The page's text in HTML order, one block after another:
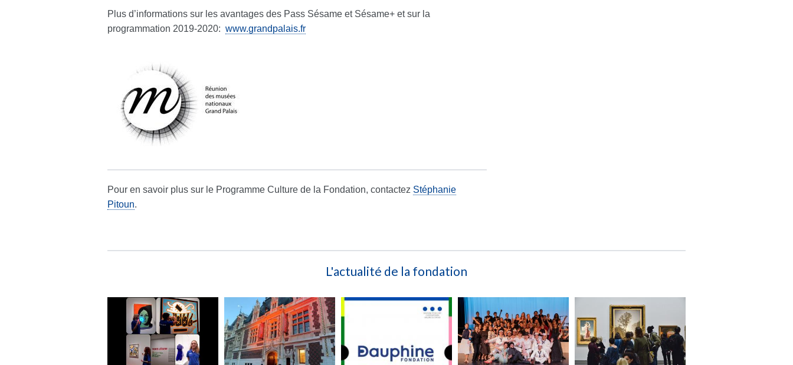
Plus d’informations sur les avantages des Pass Sésame et Sésame+ et sur la
programmation 2019-2020: www.grandpalais.fr
Pour en savoir plus sur le Programme Culture de la Fondation, contactez Stéphanie
Pitoun.
L'actualité de la fondation